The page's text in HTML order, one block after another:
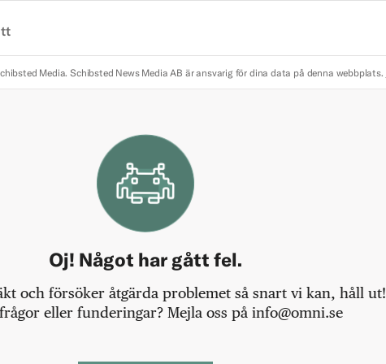
Media. Schibsted News Media AB är ansvarig för dina data på denna webbplats.
Oj! Något har gått fel.
och försöker åtgärda problemet så snart vi kan, håll ut!
eller funderingar? Mejla oss på info@omni.se